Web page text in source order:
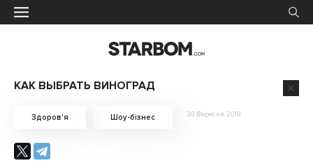
КАК ВЫБРАТЬ ВИНОГРАД
Здоров'я Шоу-бізнес 30 Вересня 2019